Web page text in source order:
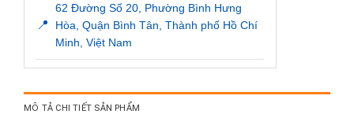
📍
62 Đường Số 20, Phường Bình Hưng
Hòa, Quận Bình Tân, Thành phố Hồ Chí
Minh, Việt Nam
MÔ TẢ CHI TIẾT SẢN PHẨM